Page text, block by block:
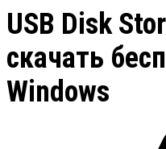
USB Disk
скачать
Windows